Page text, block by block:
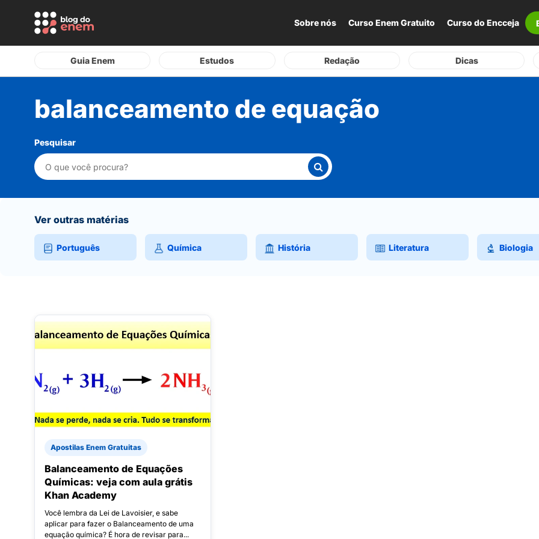
Sobre nós Curso Enem Gratuito Curso do Encceja
Guia Enem Estudos Redação Dicas
balanceamento de equação
Pesquisar
Ver outras matérias
Português Química História Literatura Biologia
Apostilas Enem Gratuitas
Balanceamento de Equações
Químicas: veja com aula grátis
Khan Academy
Você lembra da Lei de Lavoisier, e sabe
aplicar para fazer o Balanceamento de uma
equação química? É hora de revisar para...